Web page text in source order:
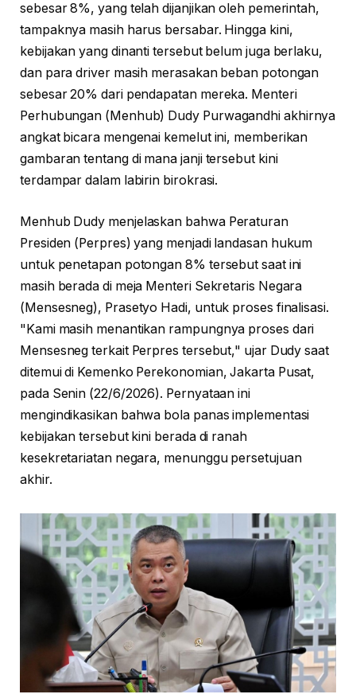
sebesar 8%, yang telah dijanjikan oleh pemerintah,
tampaknya masih harus bersabar. Hingga kini,
kebijakan yang dinanti tersebut belum juga berlaku,
dan para driver masih merasakan beban potongan
sebesar 20% dari pendapatan mereka. Menteri
Perhubungan (Menhub) Dudy Purwagandhi akhirnya
angkat bicara mengenai kemelut ini, memberikan
gambaran tentang di mana janji tersebut kini
terdampar dalam labirin birokrasi.
Menhub Dudy menjelaskan bahwa Peraturan
Presiden (Perpres) yang menjadi landasan hukum
untuk penetapan potongan 8% tersebut saat ini
masih berada di meja Menteri Sekretaris Negara
(Mensesneg), Prasetyo Hadi, untuk proses finalisasi.
"Kami masih menantikan rampungnya proses dari
Mensesneg terkait Perpres tersebut," ujar Dudy saat
ditemui di Kemenko Perekonomian, Jakarta Pusat,
pada Senin (22/6/2026). Pernyataan ini
mengindikasikan bahwa bola panas implementasi
kebijakan tersebut kini berada di ranah
kesekretariatan negara, menunggu persetujuan
akhir.